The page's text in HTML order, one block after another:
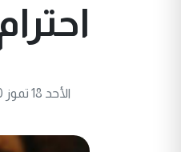
الأحد 18 تموز 2010